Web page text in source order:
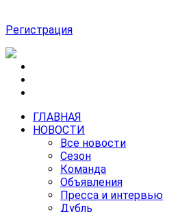
Регистрация
ГЛАВНАЯ
НОВОСТИ
Все новости
Сезон
Команда
Объявления
Пресса и интервью
Дубль